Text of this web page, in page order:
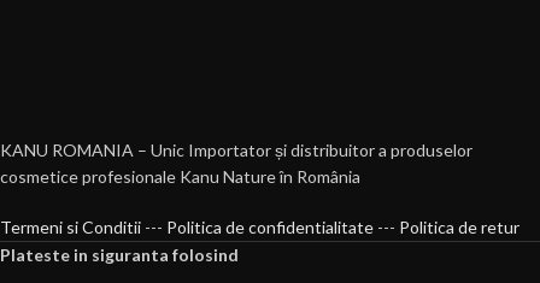
KANU ROMANIA – Unic Importator și distribuitor a produselor
cosmetice profesionale Kanu Nature în România
Termeni si Conditii --- Politica de confidentialitate --- Politica de retur
Plateste in siguranta folosind